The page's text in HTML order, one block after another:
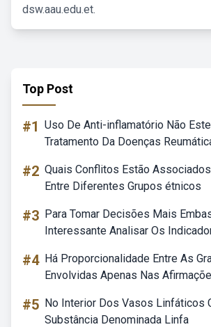
dsw.aau.edu.et.
Top Post
#1 Uso De Anti-inflamatório Não
Tratamento Da Doenças
#2 Quais Conflitos Estão
Entre Diferentes Grupos étnicos
#3 Para Tomar Decisões Mais
Interessante Analisar Os
#4 Há Proporcionalidade Entre As
Envolvidas Apenas Nas
#5 No Interior Dos Vasos Linfáticos
Substância Denominada Linfa